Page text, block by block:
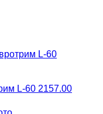
L-60 2157.00